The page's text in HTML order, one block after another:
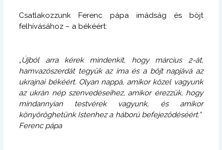
Csatlakozzunk Ferenc pápa imádság és böjt
felhívásához – a békéért:
„Újból arra kérek mindenkit, hogy március 2-át,
hamvazószerdát tegyük az ima és a böjt napjává az
ukrajnai békéért. Olyan nappá, amikor közel vagyunk
az ukrán nép szenvedéseihez, amikor érezzük, hogy
mindannyian testvérek vagyunk, és amikor
könyöröghetünk Istenhez a háború befejeződéséért.”
Ferenc pápa